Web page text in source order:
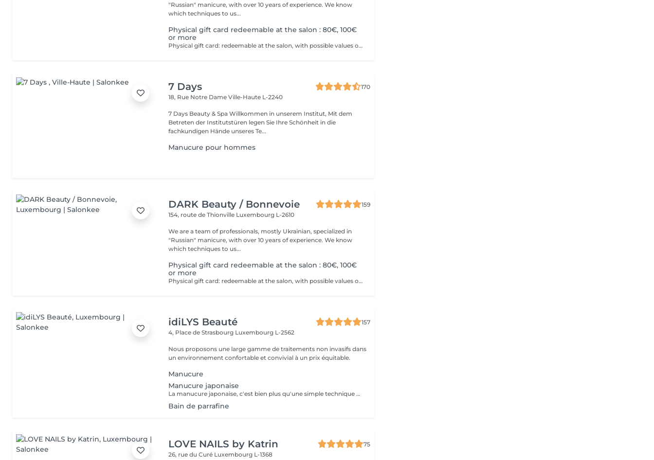
"Russian" manicure, with over 10 years of experience. We know
which techniques to us...
Physical gift card redeemable at the salon : 80€, 100€
or more
Physical gift card: redeemable at the salon, with possible values of 80€, 100€, or more than 100€. Electronic gift card: redeemable via email, with any value of your choice, available for purchase here on this website. Our gift vouchers are valid for all our services and can be used multiple times.
7 Days
170
18, Rue Notre DameVille-Haute L-2240
7 Days Beauty & Spa Willkommen in unserem Institut, Mit dem
Betreten der Institutstüren legen Sie Ihre Schönheit in die
fachkundigen Hände unseres Te...
Manucure pour hommes
DARK Beauty / Bonnevoie
159
154, route de Thionville Luxembourg L-2610
We are a team of professionals, mostly Ukrainian, specialized in
"Russian" manicure, with over 10 years of experience. We know
which techniques to us...
Physical gift card redeemable at the salon : 80€, 100€
or more
Physical gift card: redeemable at the salon, with possible values of 80€, 100€, or more than 100€. Electronic gift card: redeemable via email, with any value of your choice, available for purchase here on this website. Our gift vouchers are valid for all our services and can be used multiple times.
idiLYS Beauté
157
4, Place de Strasbourg Luxembourg L-2562
Nous proposons une large gamme de traitements non invasifs dans
un environnement confortable et convivial à un prix équitable.
Manucure
Manucure japonaise
La manucure japonaise, c'est bien plus qu'une simple technique de soin des ongles. Le but, c'est vraiment de redonner de l'éclat et de la vitalité aux ongles. Des ingrédients naturels sont utilisés pour chouchouter les ongles et mettre en valeur leur beauté innée : - on nourrit et on renforce les ongles avec des produits comme la cire d'abeille, le lait de riz et le soja. - on utilise des outils spécifiques et des techniques toutes douces, comme un polissage délicat et l'application de pâtes riches en nutriments.
Bain de parrafine
LOVE NAILS by Katrin
75
26, rue du Curé Luxembourg L-1368